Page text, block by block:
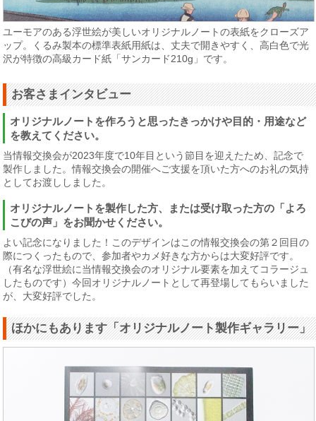
ユーモアのある浮世絵が美しいオリジナルノートの表紙をクローズア
ップ。くるみ製本の標準表紙用紙は、丈夫で開きやすく、高白色で光
沢が特徴の高級カード紙「サンカード210g」です。
お客さまインタビュー
オリジナルノートを作ろうと思ったきっかけや目的・用途など
を教えてください。
当情報交換会が2023年度で10年目という節目を迎えたため、記念で
製作しました。情報交換会の開催へご支援を頂いた方へのお礼の気持
としてお渡ししました。
オリジナルノートを製作した方、または受け取った方の「よろ
こびの声」をお聞かせください。
よい記念になりました！このデザインはこの情報交換会の第２回目の
際につくったもので、参加者やカメ好きな方からは大変好評です。
（有名な浮世絵に当情報交換会のオリジナル要素を加えてコラージュ
したものです）今回オリジナルノートとして再登場してもらいました
が、大変好評でした。
ほかにもあります「オリジナルノート製作ギャラリー」